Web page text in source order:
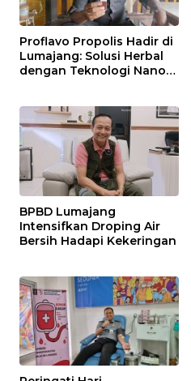
Proflavo Propolis Hadir di
Lumajang: Solusi Herbal
dengan Teknologi Nano
BPBD Lumajang
Intensifkan Droping Air
Bersih Hadapi Kekeringan